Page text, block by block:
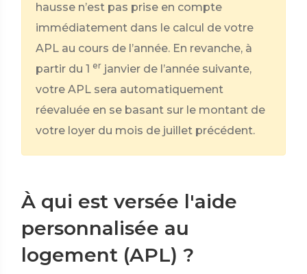
hausse n’est pas prise en compte
immédiatement dans le calcul de votre
APL au cours de l’année. En revanche, à
partir du 1 er janvier de l’année suivante,
votre APL sera automatiquement
réevaluée en se basant sur le montant de
votre loyer du mois de juillet précédent.
À qui est versée l'aide
personnalisée au
logement (APL) ?